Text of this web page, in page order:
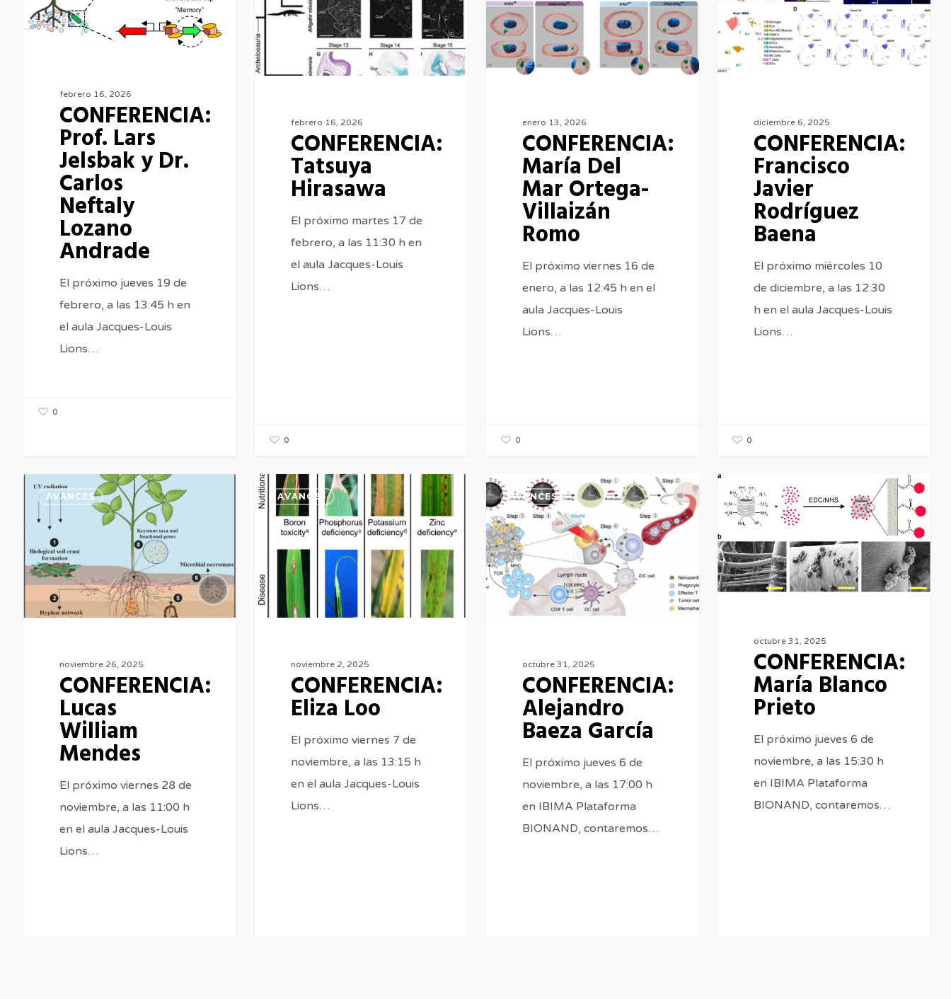
Jelsbak
y
Neftaly
Lozano
Andrade
febrero 16, 2026
CONFERENCIA:
Prof. Lars
Jelsbak y Dr.
Carlos
Neftaly
Lozano
Andrade
El próximo jueves 19 de
febrero, a las 13:45 h en
el aula Jacques-Louis
Lions…
0
febrero 16, 2026
CONFERENCIA:
Tatsuya
Hirasawa
El próximo martes 17 de
febrero, a las 11:30 h en
el aula Jacques-Louis
Lions…
0
Mar
Ortega-
Villaizán
Romo
enero 13, 2026
CONFERENCIA:
María Del
Mar Ortega-
Villaizán
Romo
El próximo viernes 16 de
enero, a las 12:45 h en el
aula Jacques-Louis
Lions…
0
Baena
diciembre 6, 2025
CONFERENCIA:
Francisco
Javier
Rodríguez
Baena
El próximo miércoles 10
de diciembre, a las 12:30
h en el aula Jacques-Louis
Lions…
0
CONFERENCIA:
Lucas
William
Mendes
AVANCES
noviembre 26, 2025
CONFERENCIA:
Lucas
William
Mendes
El próximo viernes 28 de
noviembre, a las 11:00 h
en el aula Jacques-Louis
Lions…
CONFERENCIA:
Eliza
AVANCES
noviembre 2, 2025
CONFERENCIA:
Eliza Loo
El próximo viernes 7 de
noviembre, a las 13:15 h
en el aula Jacques-Louis
Lions…
CONFERENCIA:
Alejandro
Baeza
García
AVANCES
octubre 31, 2025
CONFERENCIA:
Alejandro
Baeza García
El próximo jueves 6 de
noviembre, a las 17:00 h
en IBIMA Plataforma
BIONAND, contaremos…
CONFERENCIA:
María
Blanco
Prieto
AVANCES
octubre 31, 2025
CONFERENCIA:
María Blanco
Prieto
El próximo jueves 6 de
noviembre, a las 15:30 h
en IBIMA Plataforma
BIONAND, contaremos…